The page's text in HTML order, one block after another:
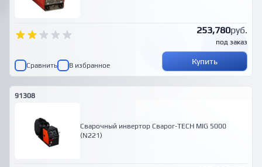
253,780руб.
под заказ
Сравнить В избранное Купить
91308
Сварочный инвертор Сварог-TECH MIG 5000
(N221)